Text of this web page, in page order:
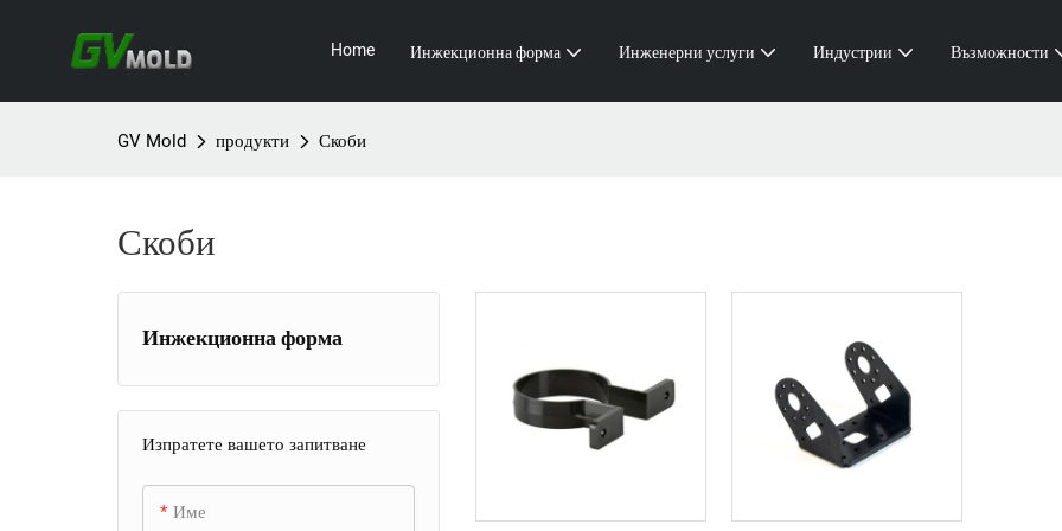
Home Инжекционна форма Инженерни услуги Индустрии Възможности
GV Mold продукти Скоби
Скоби
Инжекционна форма
+ Мухъл за домакински уреди
Калъп за телевизор
Форма за потребителска
електроника
Изпратете вашето запитване
Име